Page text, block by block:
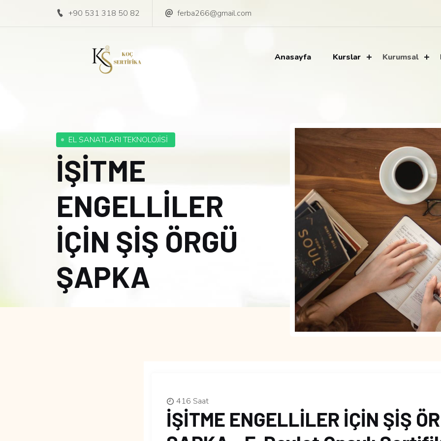
+90 531 318 50 82 ferba266@gmail.com
Anasayfa Kurslar Kurumsal
EL SANATLARI TEKNOLOJİSİ
İŞİTME
ENGELLİLER
İÇİN ŞİŞ ÖRGÜ
ŞAPKA
416 Saat
İŞİTME ENGELLİLER İÇİN ŞİŞ